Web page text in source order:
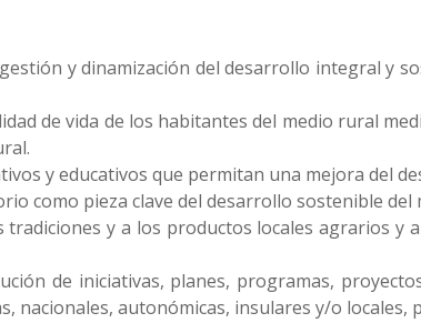
y dinamización del desarrollo integral y
de vida de los habitantes del medio rural
y educativos que permitan una mejora del
como pieza clave del desarrollo sostenible del
y a los productos locales agrarios y
de iniciativas, planes, programas,
nacionales, autonómicas, insulares y/o locales,